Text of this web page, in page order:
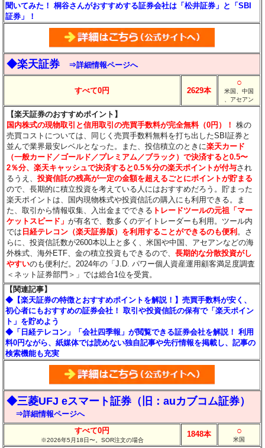
聞いてみた！ 桐谷さんがおすすめする証券会社は「松井証券」と「SBI
証券」！
◆楽天証券 ⇒詳細情報ページへ
すべて0円 2629本
○
米国、中国
、アセアン
【楽天証券のおすすめポイント】
国内株式の現物取引と信用取引の売買手数料が完全無料（0円）！ 株の
売買コストについては、同じく売買手数料無料を打ち出したSBI証券と
並んで業界最安レベルとなった。また、投信積立のときに楽天カード
（一般カード／ゴールド／プレミアム／ブラック）で決済すると0.5〜
2％分、楽天キャッシュで決済すると0.5％分の楽天ポイントが付与され
るうえ、投資信託の残高が一定の金額を超えるごとにポイントが貯まる
ので、長期的に積立投資を考えている人にはおすすめだろう。貯まった
楽天ポイントは、国内現物株式や投資信託の購入にも利用できる。ま
た、取引から情報収集、入出金までできる トレードツールの元祖「マー
ケットスピード」が有名で、数多くのデイトレーダーも利用。ツール内
では 日経テレコン（楽天証券版）を利用することができるのも便利 。さ
らに、投資信託数が2600本以上と多く、米国や中国、アセアンなどの海
外株式、海外ETF、金の積立投資もできるので、長期的な分散投資がし
やすいのも便利だ。2024年の「J.D. パワー個人資産運用顧客満足度調査
＜ネット証券部門＞」では総合1位を受賞。
【関連記事】
◆【楽天証券の特徴とおすすめポイントを解説！】売買手数料が安く、
初心者にもおすすめの証券会社！ 取引や投資信託の保有で「楽天ポイン
ト」を貯めよう
◆「日経テレコン」「会社四季報」が閲覧できる証券会社を解説！ 利用
料0円ながら、紙媒体では読めない独自記事や先行情報を掲載し、記事の
検索機能も充実
◆三菱UFJ eスマート証券（旧：auカブコム証券）
⇒詳細情報ページへ
すべて0円
※2026年5月18日〜。SOR注文の場合
1848本 ○
米国